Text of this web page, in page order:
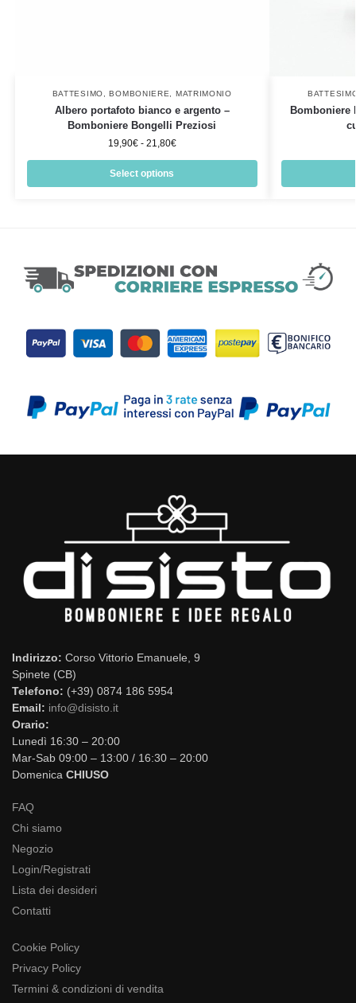
BATTESIMO ,BOMBONIERE MATRIMONIO
Albero portafoto bianco e argento –
Bomboniere Bongelli Preziosi
19,90€ - 21,80€
Select options
Bomboniere
Indirizzo: Corso Vittorio Emanuele, 9
Spinete (CB)
Telefono: (+39) 0874 186 5954
Email: info@disisto.it
Orario:
Lunedì 16:30 – 20:00
Mar-Sab 09:00 – 13:00 / 16:30 – 20:00
Domenica CHIUSO
FAQ
Chi siamo
Negozio
Login/Registrati
Lista dei desideri
Contatti
Cookie Policy
Privacy Policy
Termini & condizioni di vendita